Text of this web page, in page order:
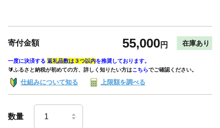
寄付金額 55,000円 在庫あり
一度に決済する 返礼品数は３つ以内を推奨しております。
🔰ふるさと納税が初めての方、詳しく知りたい方はこちらでご確認ください。
仕組みについて知る 上限額を調べる
数量